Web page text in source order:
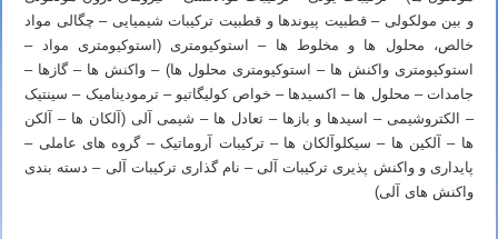
و بین مولکولی – قطبیت پیوندها و قطبیت ترکیبات شیمیایی – چگالی مواد
خالص، محلول ها و مخلوط ها – استوکیومتری (استوکیومتری مواد –
استوکیومتری واکنش ها – استوکیومتری محلول ها) – واکنش ها – گازها –
جامدات – محلول ها – اکسیدها – خواص کولیگاتیو – ترمودینامیک – سینتیک
– الکتروشیمی – اسیدها و بازها – تعادل ها – شیمی آلی (آلکان ها – آلکن
ها – آلکین ها – سیکلوآلکان ها – ترکیبات آروماتیک – گروه های عاملی –
پایداری و واکنش پذیری ترکیبات آلی – نام گذاری ترکیبات آلی – دسته بندی
واکنش های آلی)